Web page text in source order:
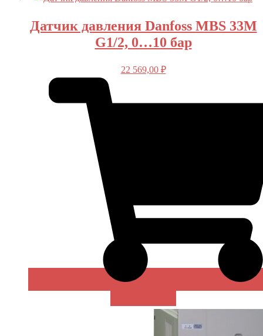
Датчик давления Danfoss MBS 33M
G1/2, 0…10 бар
22 569,00 ₽